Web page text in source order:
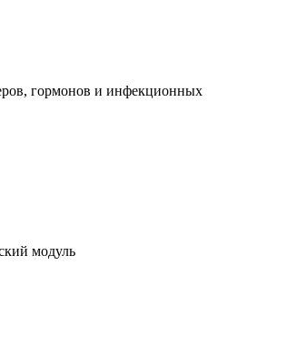
гормонов и инфекционных
модуль